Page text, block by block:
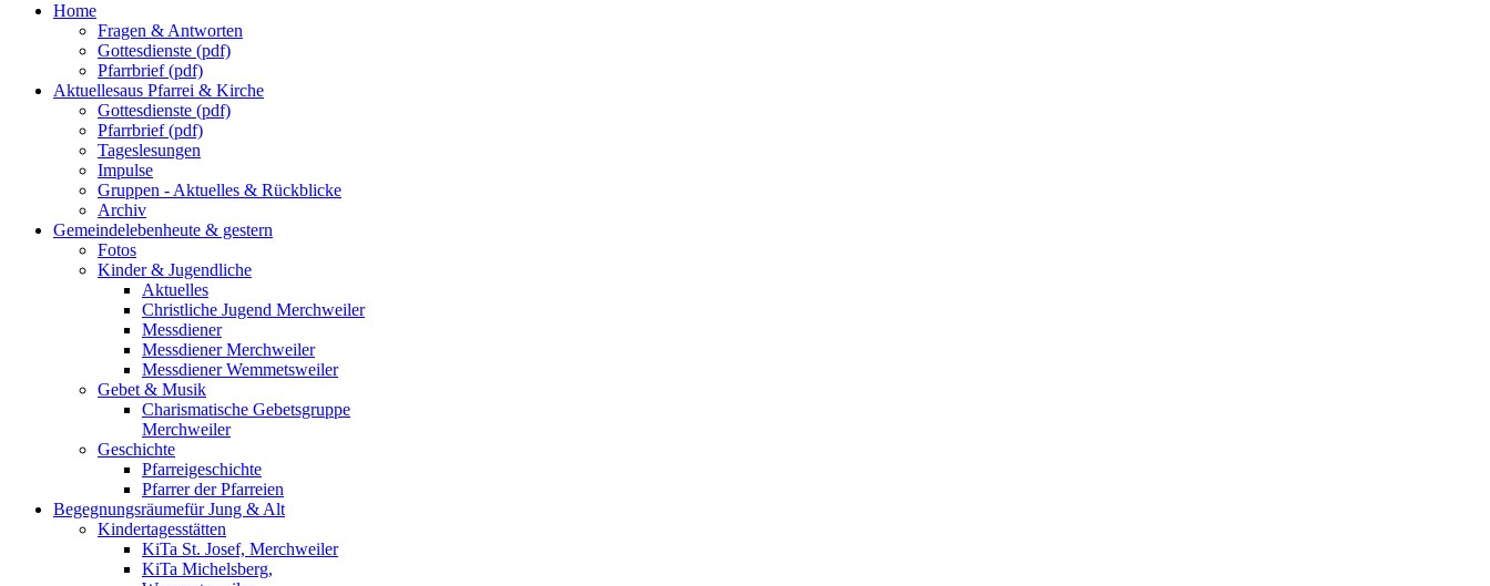
Home
Fragen & Antworten
Gottesdienste (pdf)
Pfarrbrief (pdf)
Aktuellesaus Pfarrei & Kirche
Gottesdienste (pdf)
Pfarrbrief (pdf)
Tageslesungen
Impulse
Gruppen - Aktuelles & Rückblicke
Archiv
Gemeindelebenheute & gestern
Fotos
Kinder & Jugendliche
Aktuelles
Christliche Jugend Merchweiler
Messdiener
Messdiener Merchweiler
Messdiener Wemmetsweiler
Gebet & Musik
Charismatische Gebetsgruppe
Merchweiler
Geschichte
Pfarreigeschichte
Pfarrer der Pfarreien
Begegnungsräumefür Jung & Alt
Kindertagesstätten
KiTa St. Josef, Merchweiler
KiTa Michelsberg,